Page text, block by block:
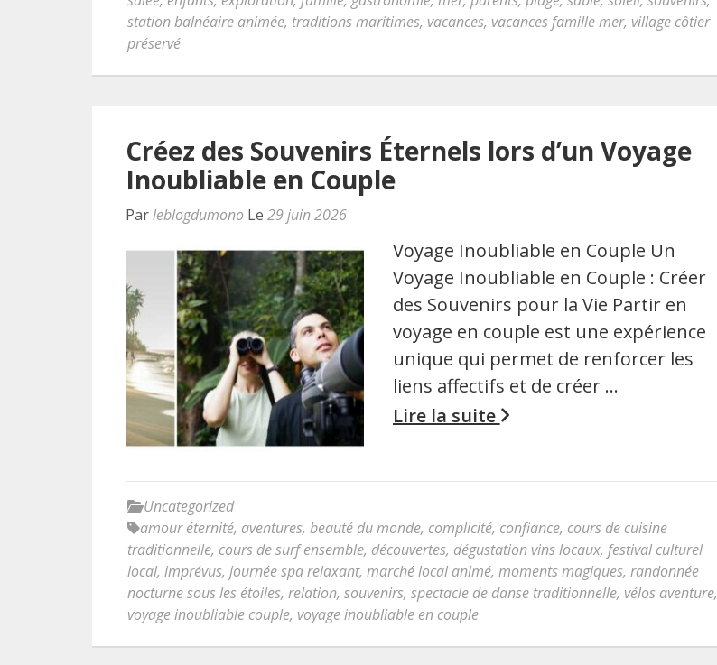
station balnéaire animée, traditions maritimes, vacances, vacances famille mer, village côtier
préservé
Créez des Souvenirs Éternels lors d’un Voyage
Inoubliable en Couple
Parleblogdumono Le 29 juin 2026
Voyage Inoubliable en Couple Un
Voyage Inoubliable en Couple : Créer
des Souvenirs pour la Vie Partir en
voyage en couple est une expérience
unique qui permet de renforcer les
liens affectifs et de créer …
Lire la suite
Uncategorized
amour éternité, aventures, beauté du monde, complicité, confiance, cours de cuisine
traditionnelle, cours de surf ensemble, découvertes, dégustation vins locaux, festival culturel
local, imprévus, journée spa relaxant, marché local animé, moments magiques, randonnée
nocturne sous les étoiles, relation, souvenirs, spectacle de danse traditionnelle, vélos aventure,
voyage inoubliable couple, voyage inoubliable en couple